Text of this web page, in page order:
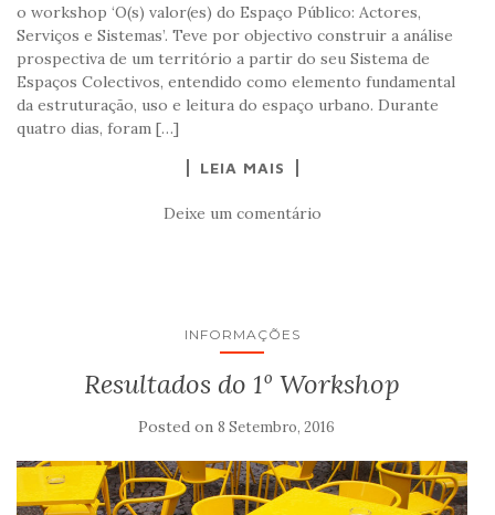
o workshop ‘O(s) valor(es) do Espaço Público: Actores,
Serviços e Sistemas’. Teve por objectivo construir a análise
prospectiva de um território a partir do seu Sistema de
Espaços Colectivos, entendido como elemento fundamental
da estruturação, uso e leitura do espaço urbano. Durante
quatro dias, foram […]
LEIA MAIS
Deixe um comentário
INFORMAÇÕES
Resultados do 1º Workshop
Posted on 8 Setembro, 2016